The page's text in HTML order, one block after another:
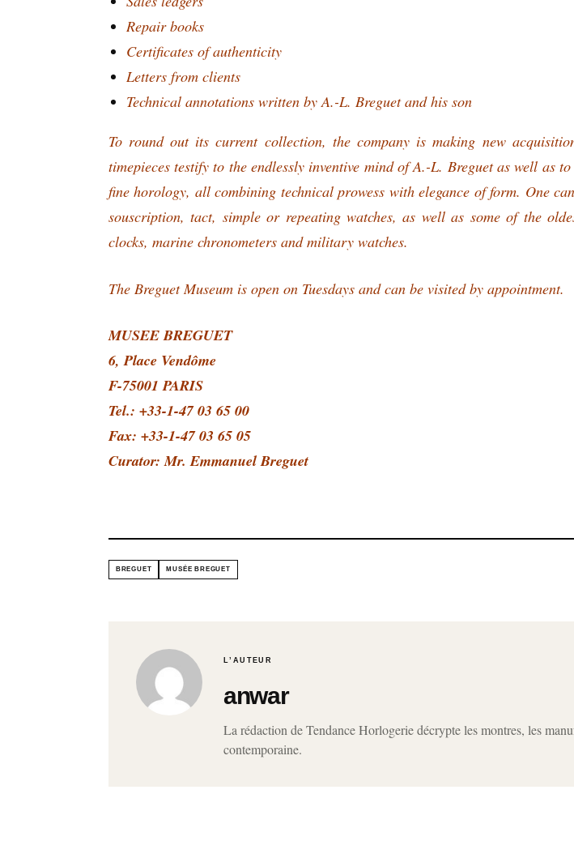
Repair books
Certificates of authenticity
Letters from clients
Technical annotations written by A.-L. Breguet and his son
To round out its current collection, the company is making new
timepieces testify to the endlessly inventive mind of A.-L. Breguet as well as
fine horology, all combining technical prowess with elegance of form. One
souscription, tact, simple or repeating watches, as well as some of the
clocks, marine chronometers and military watches.
The Breguet Museum is open on Tuesdays and can be visited by appointment.
MUSEE BREGUET
6, Place Vendôme
F-75001 PARIS
Tel.: +33-1-47 03 65 00
Fax: +33-1-47 03 65 05
Curator: Mr. Emmanuel Breguet
BREGUET MUSÉE BREGUET
L’AUTEUR
anwar
La rédaction de Tendance Horlogerie décrypte les montres, les
contemporaine.